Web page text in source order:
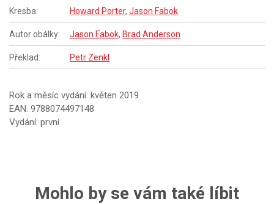
Kresba: Howard Porter, Jason Fabok
Autor obálky: Jason Fabok, Brad Anderson
Překlad: Petr Zenkl
Rok a měsíc vydání: květen 2019
EAN: 9788074497148
Vydání: první
Mohlo by se vám také líbit